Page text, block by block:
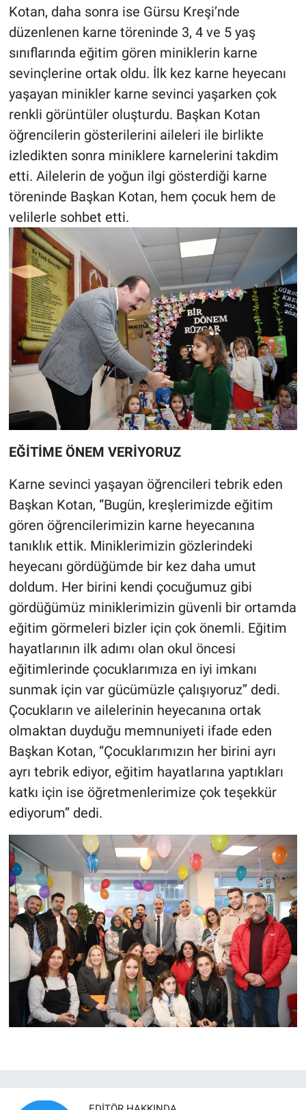
Kotan, daha sonra ise Gürsu Kreşi’nde
düzenlenen karne töreninde 3, 4 ve 5 yaş
sınıflarında eğitim gören miniklerin karne
sevinçlerine ortak oldu. İlk kez karne heyecanı
yaşayan minikler karne sevinci yaşarken çok
renkli görüntüler oluşturdu. Başkan Kotan
öğrencilerin gösterilerini aileleri ile birlikte
izledikten sonra miniklere karnelerini takdim
etti. Ailelerin de yoğun ilgi gösterdiği karne
töreninde Başkan Kotan, hem çocuk hem de
velilerle sohbet etti.
EĞİTİME ÖNEM VERİYORUZ
Karne sevinci yaşayan öğrencileri tebrik eden
Başkan Kotan, “Bugün, kreşlerimizde eğitim
gören öğrencilerimizin karne heyecanına
tanıklık ettik. Miniklerimizin gözlerindeki
heyecanı gördüğümde bir kez daha umut
doldum. Her birini kendi çocuğumuz gibi
gördüğümüz miniklerimizin güvenli bir ortamda
eğitim görmeleri bizler için çok önemli. Eğitim
hayatlarının ilk adımı olan okul öncesi
eğitimlerinde çocuklarımıza en iyi imkanı
sunmak için var gücümüzle çalışıyoruz’’ dedi.
Çocukların ve ailelerinin heyecanına ortak
olmaktan duyduğu memnuniyeti ifade eden
Başkan Kotan, ‘‘Çocuklarımızın her birini ayrı
ayrı tebrik ediyor, eğitim hayatlarına yaptıkları
katkı için ise öğretmenlerimize çok teşekkür
ediyorum’’ dedi.